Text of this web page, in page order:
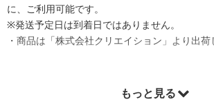
に、ご利用可能です。
※発送予定日は到着日ではありません。
・商品は「株式会社クリエイション」より出荷
もっと見る